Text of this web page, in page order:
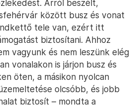
Arról beszélt,
között busz és vonat
tele van, ezért itt
biztosítani. Ahhoz
vagyunk és nem leszünk elég
vonalakon is járjon busz és
öten, a másikon nyolcan
olcsóbb, és jobb
biztosít – mondta a